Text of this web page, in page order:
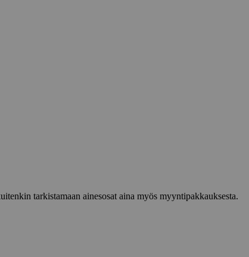
tarkistamaan ainesosat aina myös myyntipakkauksesta.